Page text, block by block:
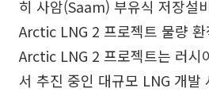
히 사암(Saam) 부유식 저장설
Arctic LNG 2 프로젝트 물량
Arctic LNG 2 프로젝트는 러시
서 추진 중인 대규모 LNG 개발